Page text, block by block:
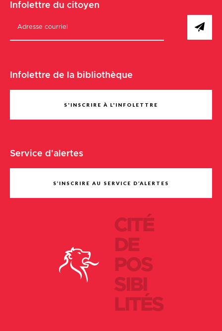
CITÉ
DE
POS
SIBI
LITÉS
Infolettre du citoyen
Infolettre de la bibliothèque
S'INSCRIRE À L'INFOLETTRE
Service d'alertes
S’INSCRIRE AU SERVICE D’ALERTES